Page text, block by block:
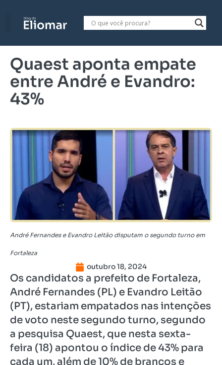
Quaest aponta empate
entre André e Evandro:
43%
André Fernandes e Evandro Leitão disputam o segundo turno em
Fortaleza
outubro 18, 2024
Os candidatos a prefeito de Fortaleza,
André Fernandes (PL) e Evandro Leitão
(PT), estariam empatados nas intenções
de voto neste segundo turno, segundo
a pesquisa Quaest, que nesta sexta-
feira (18) apontou o índice de 43% para
cada um, além de 10% de brancos e